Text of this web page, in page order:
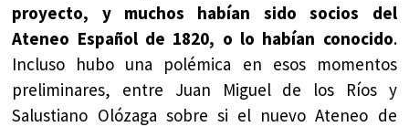
proyecto, y muchos habían sido socios del
Ateneo Español de 1820, o lo habían conocido.
Incluso hubo una polémica en esos momentos
preliminares, entre Juan Miguel de los Ríos y
Salustiano Olózaga sobre si el nuevo Ateneo de